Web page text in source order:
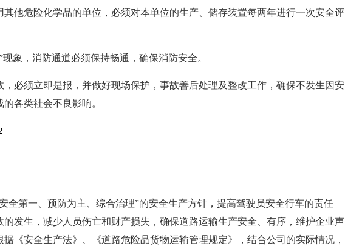
其他危险化学品的单位，必须对本单位的生产、储存装置每两年进行一次安全评
现象，消防通道必须保持畅通，确保消防安全。
，必须立即是报，并做好现场保护，事故善后处理及整改工作，确保不发生因安
各类社会不良影响。
全第一、预防为主、综合治理”的安全生产方针，提高驾驶员安全行车的责任
的发生，减少人员伤亡和财产损失，确保道路运输生产安全、有序，维护企业声
《安全生产法》、《道路危险品货物运输管理规定》，结合公司的实际情况，